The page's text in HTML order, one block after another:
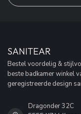
SANITEAR
Bestel voordelig &
beste badkamer winkel
geregistreerde design
Dragonder 32C